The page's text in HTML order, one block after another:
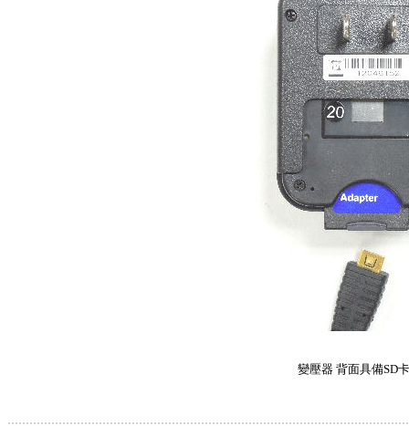
變壓器 背面具備SD